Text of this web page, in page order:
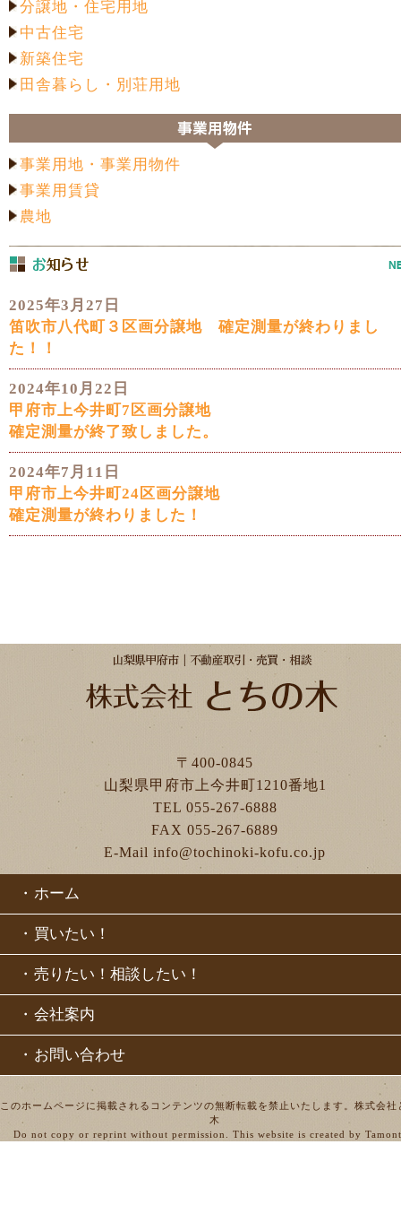
分譲地・住宅用地
中古住宅
新築住宅
田舎暮らし・別荘用地
事業用地・事業用物件
事業用賃貸
農地
2025年3月27日
笛吹市八代町３区画分譲地 確定測量が終わりまし
た！！
2024年10月22日
甲府市上今井町7区画分譲地
確定測量が終了致しました。
2024年7月11日
甲府市上今井町24区画分譲地
確定測量が終わりました！
〒400-0845
山梨県甲府市上今井町1210番地1
TEL 055-267-6888
FAX 055-267-6889
E-Mail info@tochinoki-kofu.co.jp
・ ホーム
・ 買いたい！
・ 売りたい！相談したい！
・ 会社案内
・ お問い合わせ
このホームページに掲載されるコンテンツの無断転載を禁止いたします。株式会社
木
Do not copy or reprint without permission. This website is created by